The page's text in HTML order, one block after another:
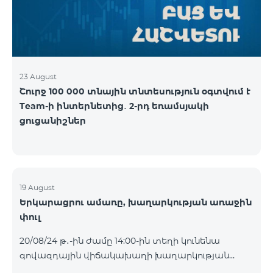
ալիքների պաշտոնական էջերում: Մանրամասն
https://www.telecomarmenia.am/hy/B2S
23 August
Շուրջ 100 000 տնային տնտեսություն օգտվում է
Team-ի ինտերնետից․ 2-րդ եռամսյակի
ցուցանիշներ
19 August
Երկարացրու ամառը, խաղարկության առաջին
փուլ
20/08/24 թ․-ին ժամը 14:00-ին տեղի կունենա
գովազդային վիճակախաղի խաղարկության